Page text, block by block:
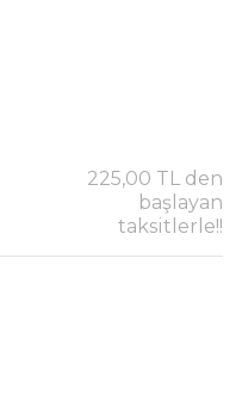
225,00 TL den
başlayan
taksitlerle!!